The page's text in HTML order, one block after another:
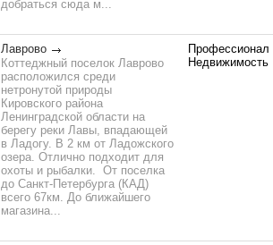
добраться сюда м...
Лаврово
Коттеджный поселок Лаврово
расположился среди
нетронутой природы
Кировского района
Ленинградской области на
берегу реки Лавы, впадающей
в Ладогу. В 2 км от Ладожского
озера. Отлично подходит для
охоты и рыбалки. От поселка
до Санкт-Петербурга (КАД)
всего 67км. До ближайшего
магазина...
Профессионал
Недвижимость